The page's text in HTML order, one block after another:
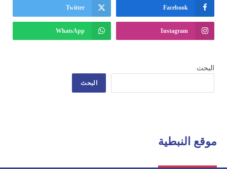
Facebook
Twitter
Instagram
WhatsApp
البحث
البحث
موقع النبطية